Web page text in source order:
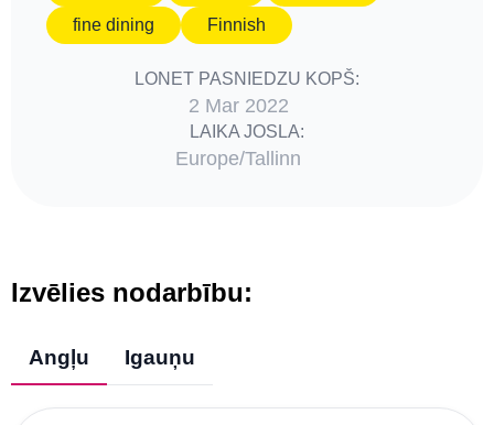
fine dining
Finnish
LONET PASNIEDZU KOPŠ:
2 Mar 2022
LAIKA JOSLA:
Europe/Tallinn
Izvēlies nodarbību:
Angļu Igauņu